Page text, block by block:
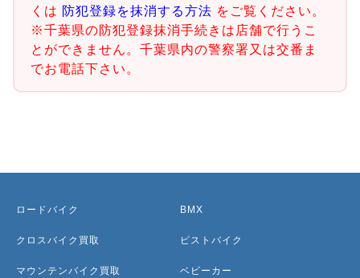
くは 防犯登録を抹消する方法 をご覧ください。
※千葉県の防犯登録抹消手続きは店舗で行うこ
とができません。千葉県内の警察署又は交番ま
でお電話下さい。
ロードバイク
クロスバイク買取
マウンテンバイク買取
BMX
ピストバイク
ベビーカー